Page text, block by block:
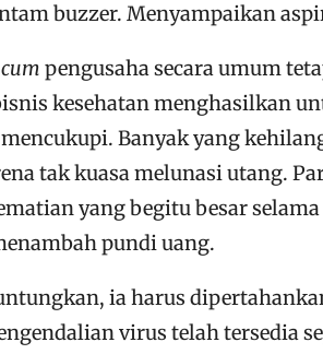
buzzer. Menyampaikan
cum pengusaha secara umum
kesehatan menghasilkan
Banyak yang
tak kuasa melunasi utang.
yang begitu besar
pundi uang.
ia harus
virus telah tersedia